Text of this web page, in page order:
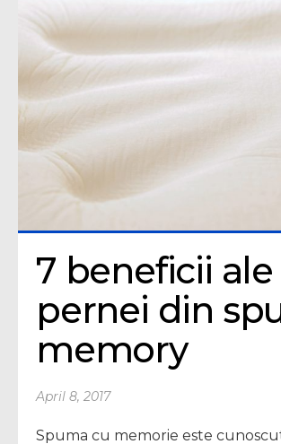
7 beneficii ale
pernei din
memory
April 8, 2017
Spuma cu memorie este